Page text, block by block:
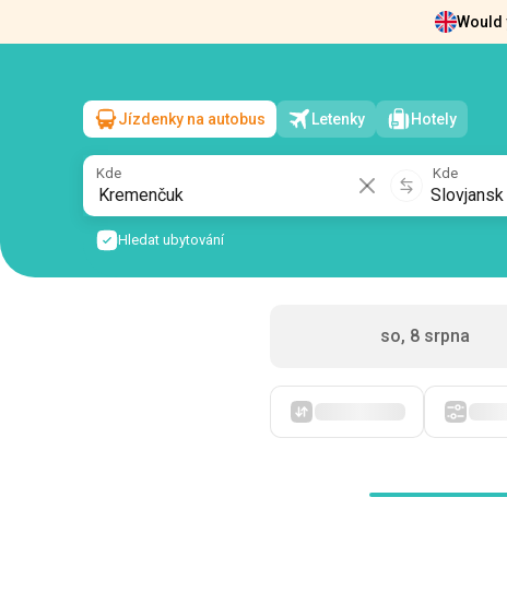
Would
Kremenčuk→Slovjansk
ne, 9 srpna/1 cestující
Jízdenky na autobus Letenky Hotely
Kde Kde
Hledat ubytování
so, 8 srpna